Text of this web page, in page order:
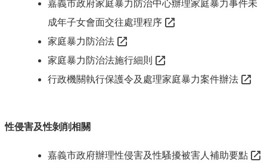
資
訊
嘉義市政府家庭暴力防治中心辦理家庭暴力事件未
成年子女會面交往處理程序
家庭暴力防治法
家庭暴力防治法施行細則
行政機關執行保護令及處理家庭暴力案件辦法
性侵害及性剝削相關
嘉義市政府辦理性侵害及性騷擾被害人補助要點